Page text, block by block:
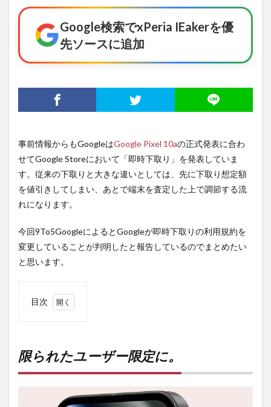
Google検索でxPeria IEakerを優
先ソースに追加
事前情報からもGoogleはGoogle Pixel 10aの正式発表に合わ
せてGoogle Storeにおいて「即時下取り」を発表していま
す。従来の下取りと大きな違いとしては、先に下取り想定額
を値引きしてしまい、あとで端末を査定した上で調節する流
れになります。
今回9To5GoogleによるとGoogleが即時下取りの利用規約を
変更していることが判明したと報告しているのでまとめたい
と思います。
目次
ユー
ザー
限定
限られたユーザー限定に。